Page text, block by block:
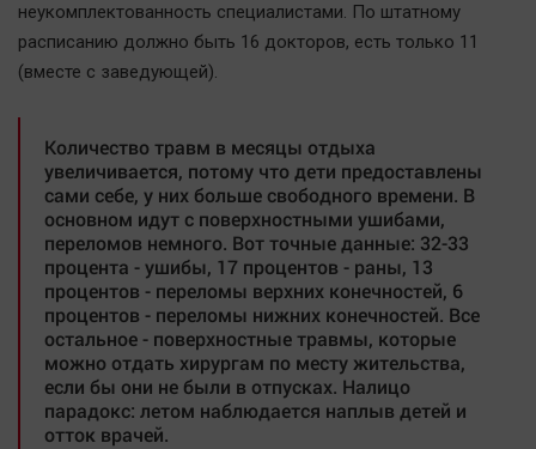
неукомплектованность специалистами. По штатному
расписанию должно быть 16 докторов, есть только 11
(вместе с заведующей).
Количество травм в месяцы отдыха
увеличивается, потому что дети предоставлены
сами себе, у них больше свободного времени. В
основном идут с поверхностными ушибами,
переломов немного. Вот точные данные: 32-33
процента - ушибы, 17 процентов - раны, 13
процентов - переломы верхних конечностей, 6
процентов - переломы нижних конечностей. Все
остальное - поверхностные травмы, которые
можно отдать хирургам по месту жительства,
если бы они не были в отпусках. Налицо
парадокс: летом наблюдается наплыв детей и
отток врачей.